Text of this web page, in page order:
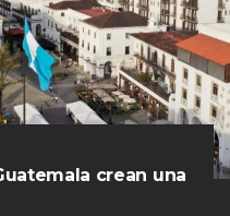
crean una